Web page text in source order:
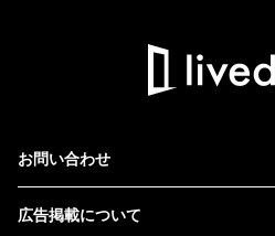
お問い合わせ
広告掲載について